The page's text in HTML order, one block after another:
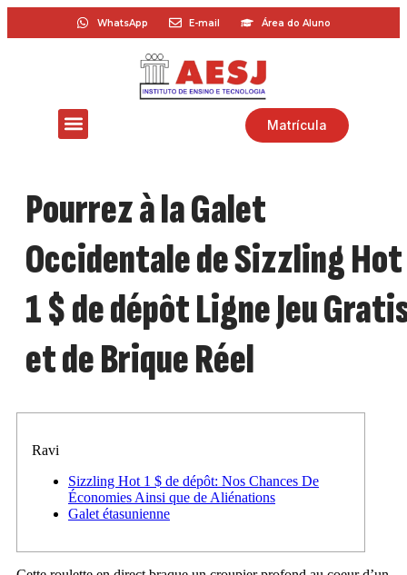
WhatsApp E-mail Área do Aluno
Matrícula
Pourrez à la Galet
Occidentale de Sizzling Hot
1 $ de dépôt Ligne Jeu
et de Brique Réel
Ravi
Sizzling Hot 1 $ de dépôt: Nos Chances De
Économies Ainsi que de Aliénations
Galet étasunienne